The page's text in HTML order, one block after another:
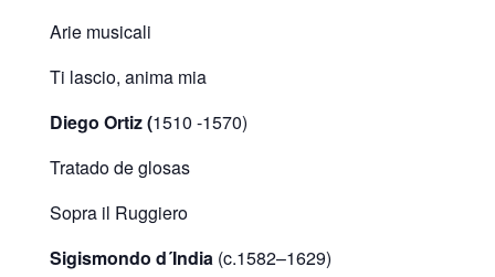
Arie musicali
Ti lascio, anima mia
Diego Ortiz (1510 -1570)
Tratado de glosas
Sopra il Ruggiero
Sigismondo d´India (c.1582–1629)